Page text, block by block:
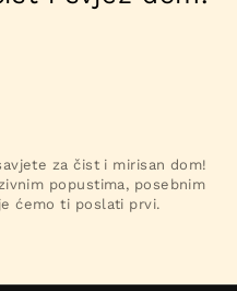
za čist i mirisan dom!
popustima, posebnim
ćemo ti poslati prvi.